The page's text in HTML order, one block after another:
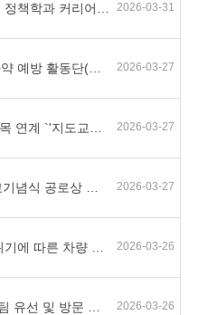
2026-03-31
2026-03-27
2026-03-27
2026-03-27
2026-03-26
2026-03-26